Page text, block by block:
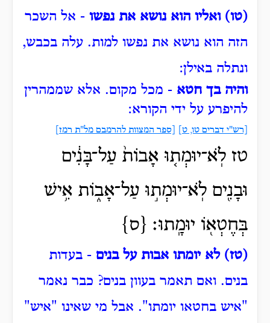
(טו) ואליו הוא נושא את נפשו - אל השכר
הזה הוא נושא את נפשו למות. עלה בכבש,
ונתלה באילן:
והיה בך חטא - מכל מקום. אלא שממהרין
להיפרע על ידי הקורא:
[רש"י דברים טו, ט] [ספר המצוות להרמבם מל"ת רמז]
טז לֹֽא־יוּמְת֤וּ אָבוֹת֙ עַל־בָּנִ֔ים
וּבָנִ֖ים לֹֽא־יוּמְת֣וּ עַל־אָב֑וֹת אִ֥ישׁ
בְּחֶטְא֖וֹ יוּמָֽתוּ׃ {ס}
(טז) לא יומתו אבות על בנים - בעדות
בנים. ואם תאמר בעוון בנים? כבר נאמר
"איש בחטאו יומתו". אבל מי שאינו "איש"